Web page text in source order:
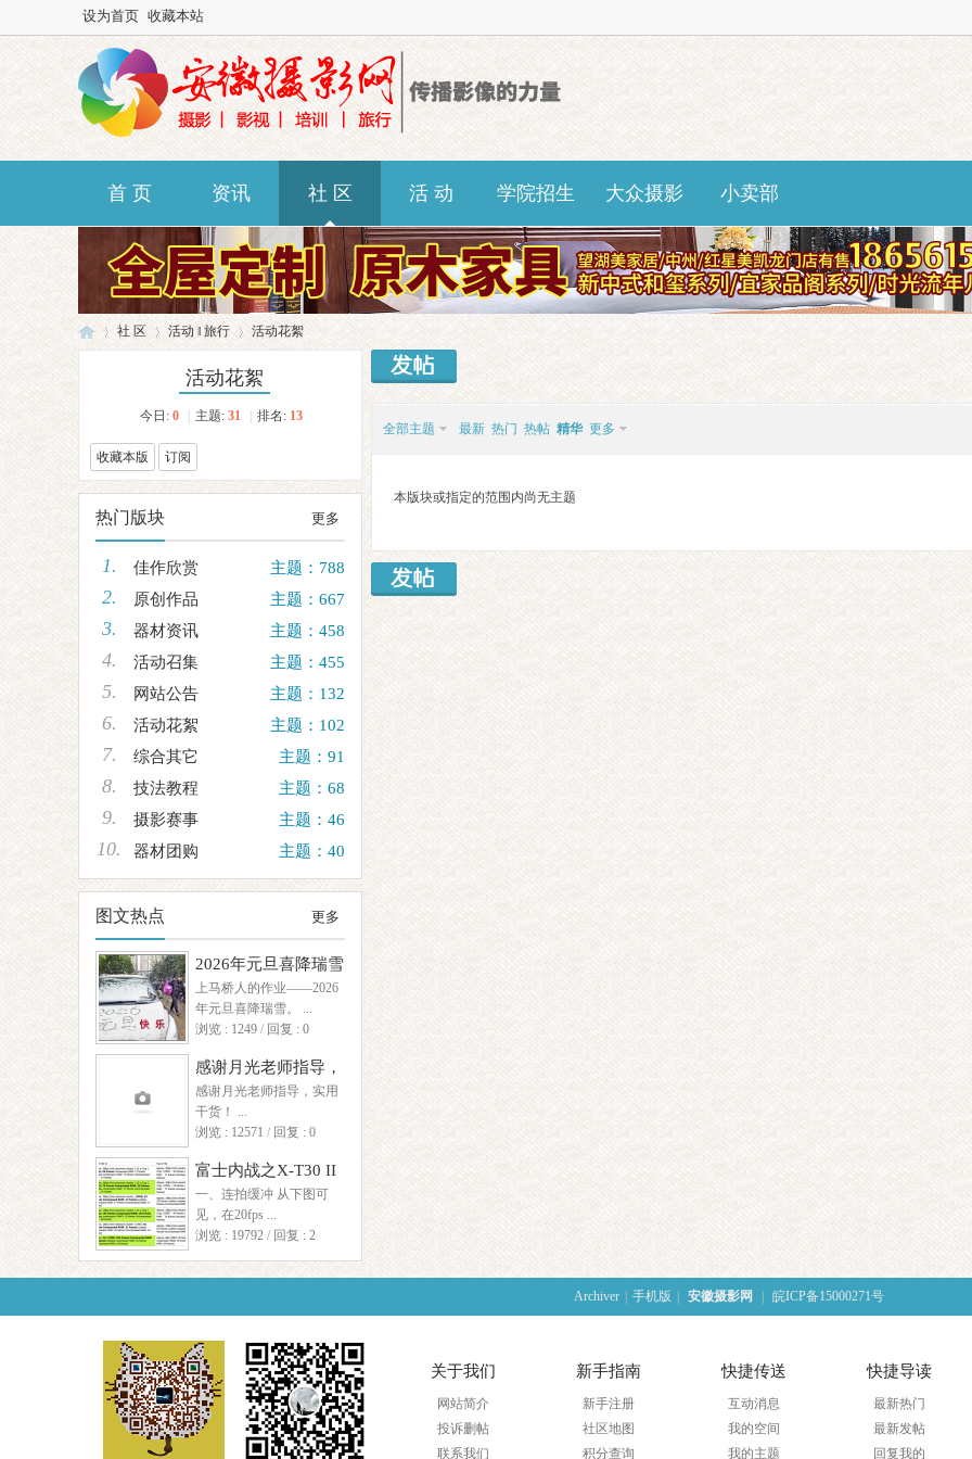
设为首页 收藏本站
首 页 资讯 社 区 活 动 学院招生 大众摄影 小卖部
社 区
›
活动 ‖ 旅行
›
活动花絮
活动花絮
今日: 0 主题: 31 排名: 13
收藏本版 订阅
更多
热门版块
1. 佳作欣赏 主题：788
2. 原创作品 主题：667
3. 器材资讯 主题：458
4. 活动召集 主题：455
5. 网站公告 主题：132
6. 活动花絮 主题：102
7. 综合其它 主题：91
8. 技法教程 主题：68
9. 摄影赛事 主题：46
10. 器材团购 主题：40
更多
图文热点
2026年元旦喜降瑞雪
上马桥人的作业——2026
年元旦喜降瑞雪。 ...
浏览 : 1249 / 回复 : 0
感谢月光老师指导，
实用干货！
感谢月光老师指导，实用
干货！ ...
浏览 : 12571 / 回复 : 0
富士内战之X-T30 II
/X-T30/S10
一、连拍缓冲 从下图可
见，在20fps ...
浏览 : 19792 / 回复 : 2
全部主题 最新 热门 热帖 精华 更多
本版块或指定的范围内尚无主题
Archiver 手机版 安徽摄影网 皖ICP备15000271号
关于我们
网站简介
投诉删帖
联系我们
新手指南
新手注册
社区地图
积分查询
快捷传送
互动消息
我的空间
我的主题
快捷导读
最新热门
最新发帖
回复我的